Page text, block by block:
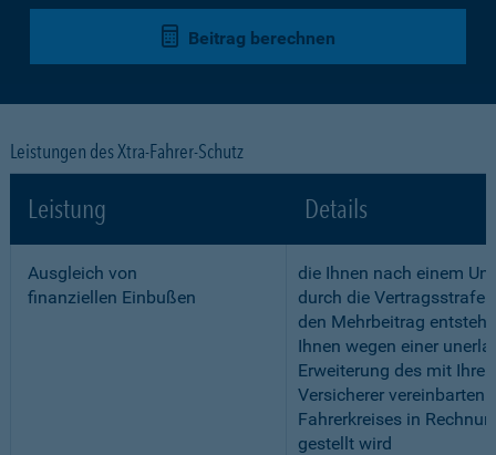
Beitrag berechnen
Leistungen des Xtra-Fahrer-Schutz
Leistung Details
Ausgleich von
finanziellen Einbußen
die Ihnen nach einem
durch die Vertragsstrafe
den Mehrbeitrag
Ihnen wegen einer
Erweiterung des mit
Versicherer vereinbarten
Fahrerkreises in
gestellt wird